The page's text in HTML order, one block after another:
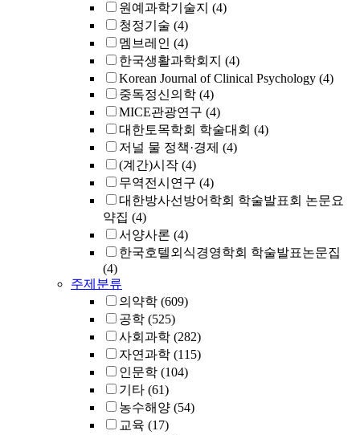
원예과학기술지 (4)
청정기술 (4)
멤브레인 (4)
한국생활과학회지 (4)
Korean Journal of Clinical Psychology (4)
중독정신의학 (4)
MICE관광연구 (4)
대한토목학회 학술대회 (4)
저널 물 정책·경제 (4)
(계간)시작 (4)
무역전시연구 (4)
대한방사선방어학회 학술발표회 논문요
약집 (4)
서양사론 (4)
한국호텔외식경영학회 학술발표논문집
(4)
주제분류
의약학 (609)
공학 (525)
사회과학 (282)
자연과학 (115)
인문학 (104)
기타 (61)
농수해양 (54)
교육 (17)